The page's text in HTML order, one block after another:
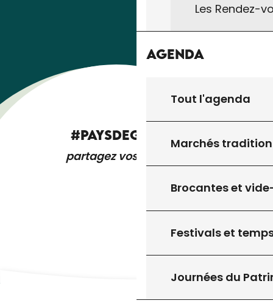
Les Rendez-
Agenda
Tout l'agenda
Marchés
Brocantes et
Festivals et
Journées du
#PAYSDEGOURDON
partagez vos expériences